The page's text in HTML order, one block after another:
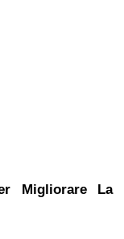
Migliorare La